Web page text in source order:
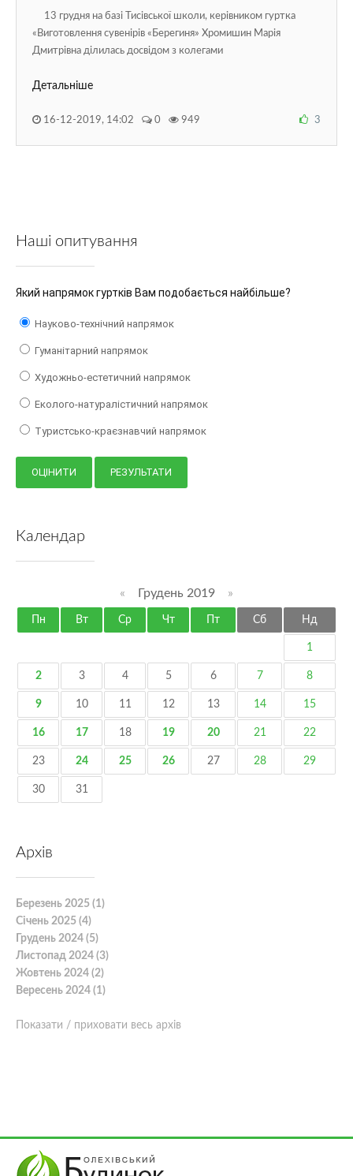
13 грудня на базі Тисівської школи, керівником гуртка
«Виготовлення сувенірів «Берегиня» Хромишин Марія
Дмитрівна ділилась досвідом з колегами
Детальніше
16-12-2019, 14:02 0 949 3
Наші опитування
Який напрямок гуртків Вам подобається найбільше?
Науково-технічний напрямок
Гуманітарний напрямок
Художньо-естетичний напрямок
Еколого-натуралістичний напрямок
Туристсько-краєзнавчий напрямок
Календар
« Грудень 2019 »
Пн Вт Ср Чт Пт Сб Нд
1
2 3 4 5 6 7 8
9 10 11 12 13 14 15
16 17 18 19 20 21 22
23 24 25 26 27 28 29
30 31
Архів
Березень 2025 (1)
Січень 2025 (4)
Грудень 2024 (5)
Листопад 2024 (3)
Жовтень 2024 (2)
Вересень 2024 (1)
Показати / приховати весь архів